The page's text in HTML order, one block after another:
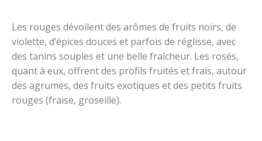
Les rouges dévoilent des arômes de fruits noirs, de
violette, d’épices douces et parfois de réglisse, avec
des tanins souples et une belle fraîcheur. Les rosés,
quant à eux, offrent des profils fruités et frais, autour
des agrumes, des fruits exotiques et des petits fruits
rouges (fraise, groseille).